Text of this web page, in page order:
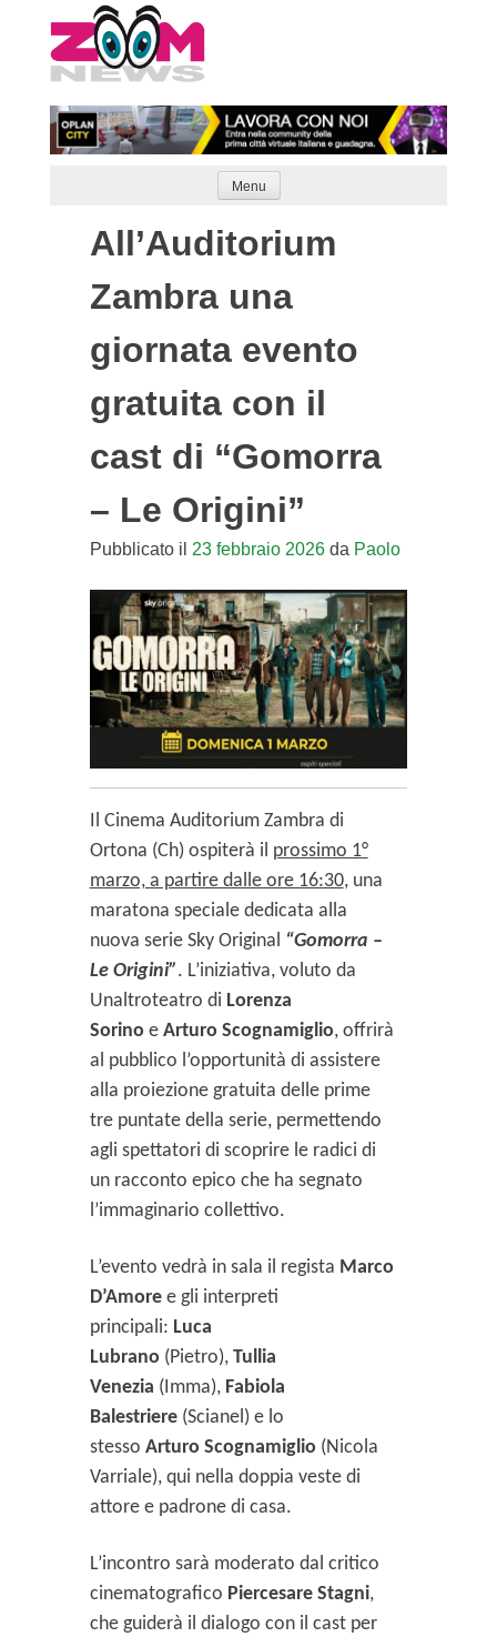
to
content
Menu
All’Auditorium
Zambra una
giornata evento
gratuita con il
cast di “Gomorra
– Le Origini”
Pubblicato il 23 febbraio 2026da Paolo
Il Cinema Auditorium Zambra di
Ortona (Ch) ospiterà il prossimo 1°
marzo, a partire dalle ore 16:30, una
maratona speciale dedicata alla
nuova serie Sky Original “Gomorra –
Le Origini”. L’iniziativa, voluto da
Unaltroteatro di Lorenza
Sorino e Arturo Scognamiglio, offrirà
al pubblico l’opportunità di assistere
alla proiezione gratuita delle prime
tre puntate della serie, permettendo
agli spettatori di scoprire le radici di
un racconto epico che ha segnato
l’immaginario collettivo.
L’evento vedrà in sala il regista Marco
D’Amore e gli interpreti
principali: Luca
Lubrano (Pietro), Tullia
Venezia (Imma), Fabiola
Balestriere(Scianel) e lo
stesso Arturo Scognamiglio (Nicola
Varriale), qui nella doppia veste di
attore e padrone di casa.
L’incontro sarà moderato dal critico
cinematografico Piercesare Stagni,
che guiderà il dialogo con il cast per